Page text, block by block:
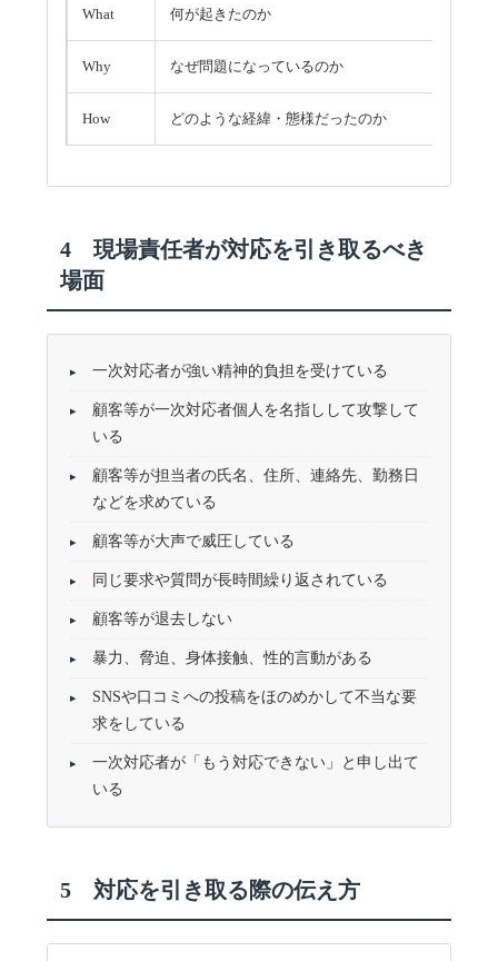
What 何が起きたのか
Why なぜ問題になっているのか
How どのような経緯・態様だったのか
4 現場責任者が対応を引き取るべき
場面
一次対応者が強い精神的負担を受けている
顧客等が一次対応者個人を名指しして攻撃して
いる
顧客等が担当者の氏名、住所、連絡先、勤務日
などを求めている
顧客等が大声で威圧している
同じ要求や質問が長時間繰り返されている
顧客等が退去しない
暴力、脅迫、身体接触、性的言動がある
SNSや口コミへの投稿をほのめかして不当な要
求をしている
一次対応者が「もう対応できない」と申し出て
いる
5 対応を引き取る際の伝え方